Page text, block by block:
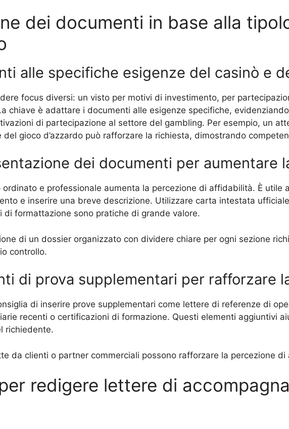
dei documenti in base alla
alle specifiche esigenze del casinò e
focus diversi: un visto per motivi di investimento, per
chiave è adattare i documenti alle esigenze specifiche,
di partecipazione al settore del gambling. Per esempio, un
gioco d’azzardo può rafforzare la richiesta, dimostrando
dei documenti per aumentare
e professionale aumenta la percezione di affidabilità. È utile
e inserire una breve descrizione. Utilizzare carta intestata
di formattazione sono pratiche di grande valore.
di un dossier organizzato con dividere chiare per ogni sezione
controllo.
di prova supplementari per rafforzare
di inserire prove supplementari come lettere di referenze di
recenti o certificazioni di formazione. Questi elementi aggiuntivi
richiedente.
da clienti o partner commerciali possono rafforzare la percezione
redigere lettere di